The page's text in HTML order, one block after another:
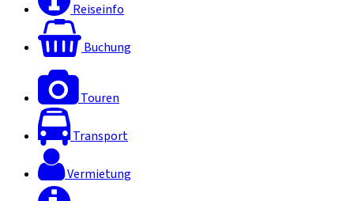
Reiseinfo
Buchung
Touren
Transport
Vermietung